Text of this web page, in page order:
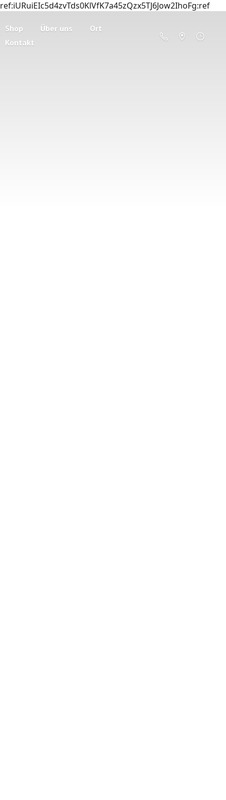
ref:iURuiEIc5d4zvTds0KlVfK7a45zQzx5TJ6Jow2IhoFg:ref
Shop Über uns
Ort
Kontakt